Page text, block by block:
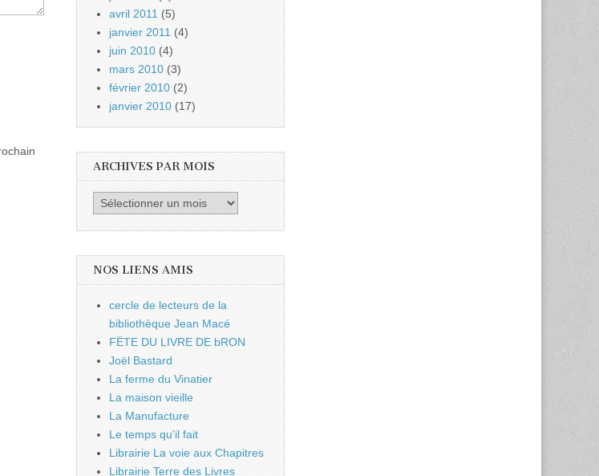
avril 2011 (5)
janvier 2011 (4)
juin 2010 (4)
mars 2010 (3)
février 2010 (2)
janvier 2010 (17)
ARCHIVES PAR MOIS
Archives
NOS LIENS AMIS
cercle de lecteurs de la
bibliothèque Jean Macé
FËTE DU LIVRE DE bRON
Joël Bastard
La ferme du Vinatier
La maison vieille
La Manufacture
Le temps qu'il fait
Librairie La voie aux Chapitres
Librairie Terre des Livres